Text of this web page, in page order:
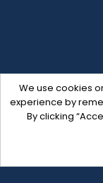
We use cookies
experience by
By clicking